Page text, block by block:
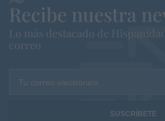
Recibe nuestra
Lo más destacado de
correo
Tu correo electrónico...